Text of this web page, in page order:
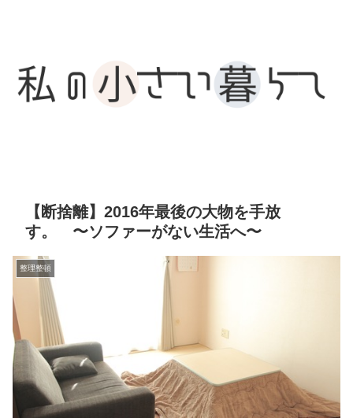
【断捨離】2016年最後の大物を手放
す。 〜ソファーがない生活へ〜
整理整頓